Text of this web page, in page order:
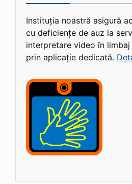
Instituția noastră asigură
cu deficiențe de auz la
interpretare video în
prin aplicație dedicată.